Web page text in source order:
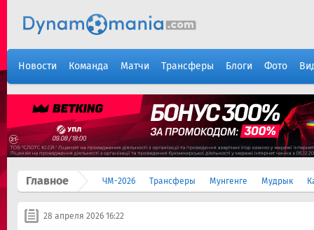
Новости Команда Матчи Трансферы Блоги Фото
Главное ЧМ-2026 Трансферы Мунгенге Мудрык
28 апреля 2026 16:22